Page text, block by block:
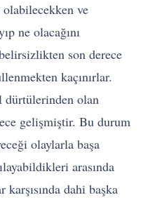
ve
ne olacağını
son derece
kaçınırlar.
dürtülerinden olan
gelişmiştir. Bu durum
olaylarla başa
arasında
karşısında dahi başka